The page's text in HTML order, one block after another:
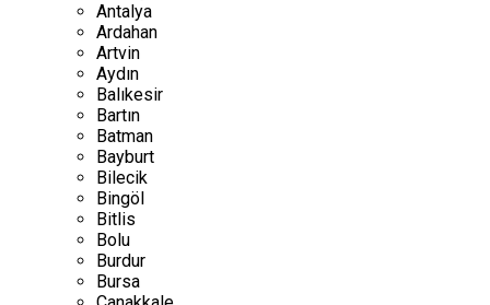
Antalya
Ardahan
Artvin
Aydın
Balıkesir
Bartın
Batman
Bayburt
Bilecik
Bingöl
Bitlis
Bolu
Burdur
Bursa